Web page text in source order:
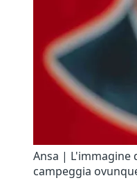
Ansa | L'immagine
campeggia